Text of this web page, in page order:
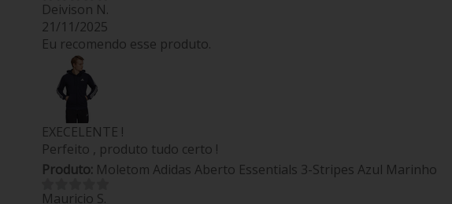
Deivison N.
21/11/2025
Eu recomendo esse produto.
EXECELENTE !
Perfeito , produto tudo certo !
Produto: Moletom Adidas Aberto Essentials 3-Stripes Azul Marinho
Mauricio S.